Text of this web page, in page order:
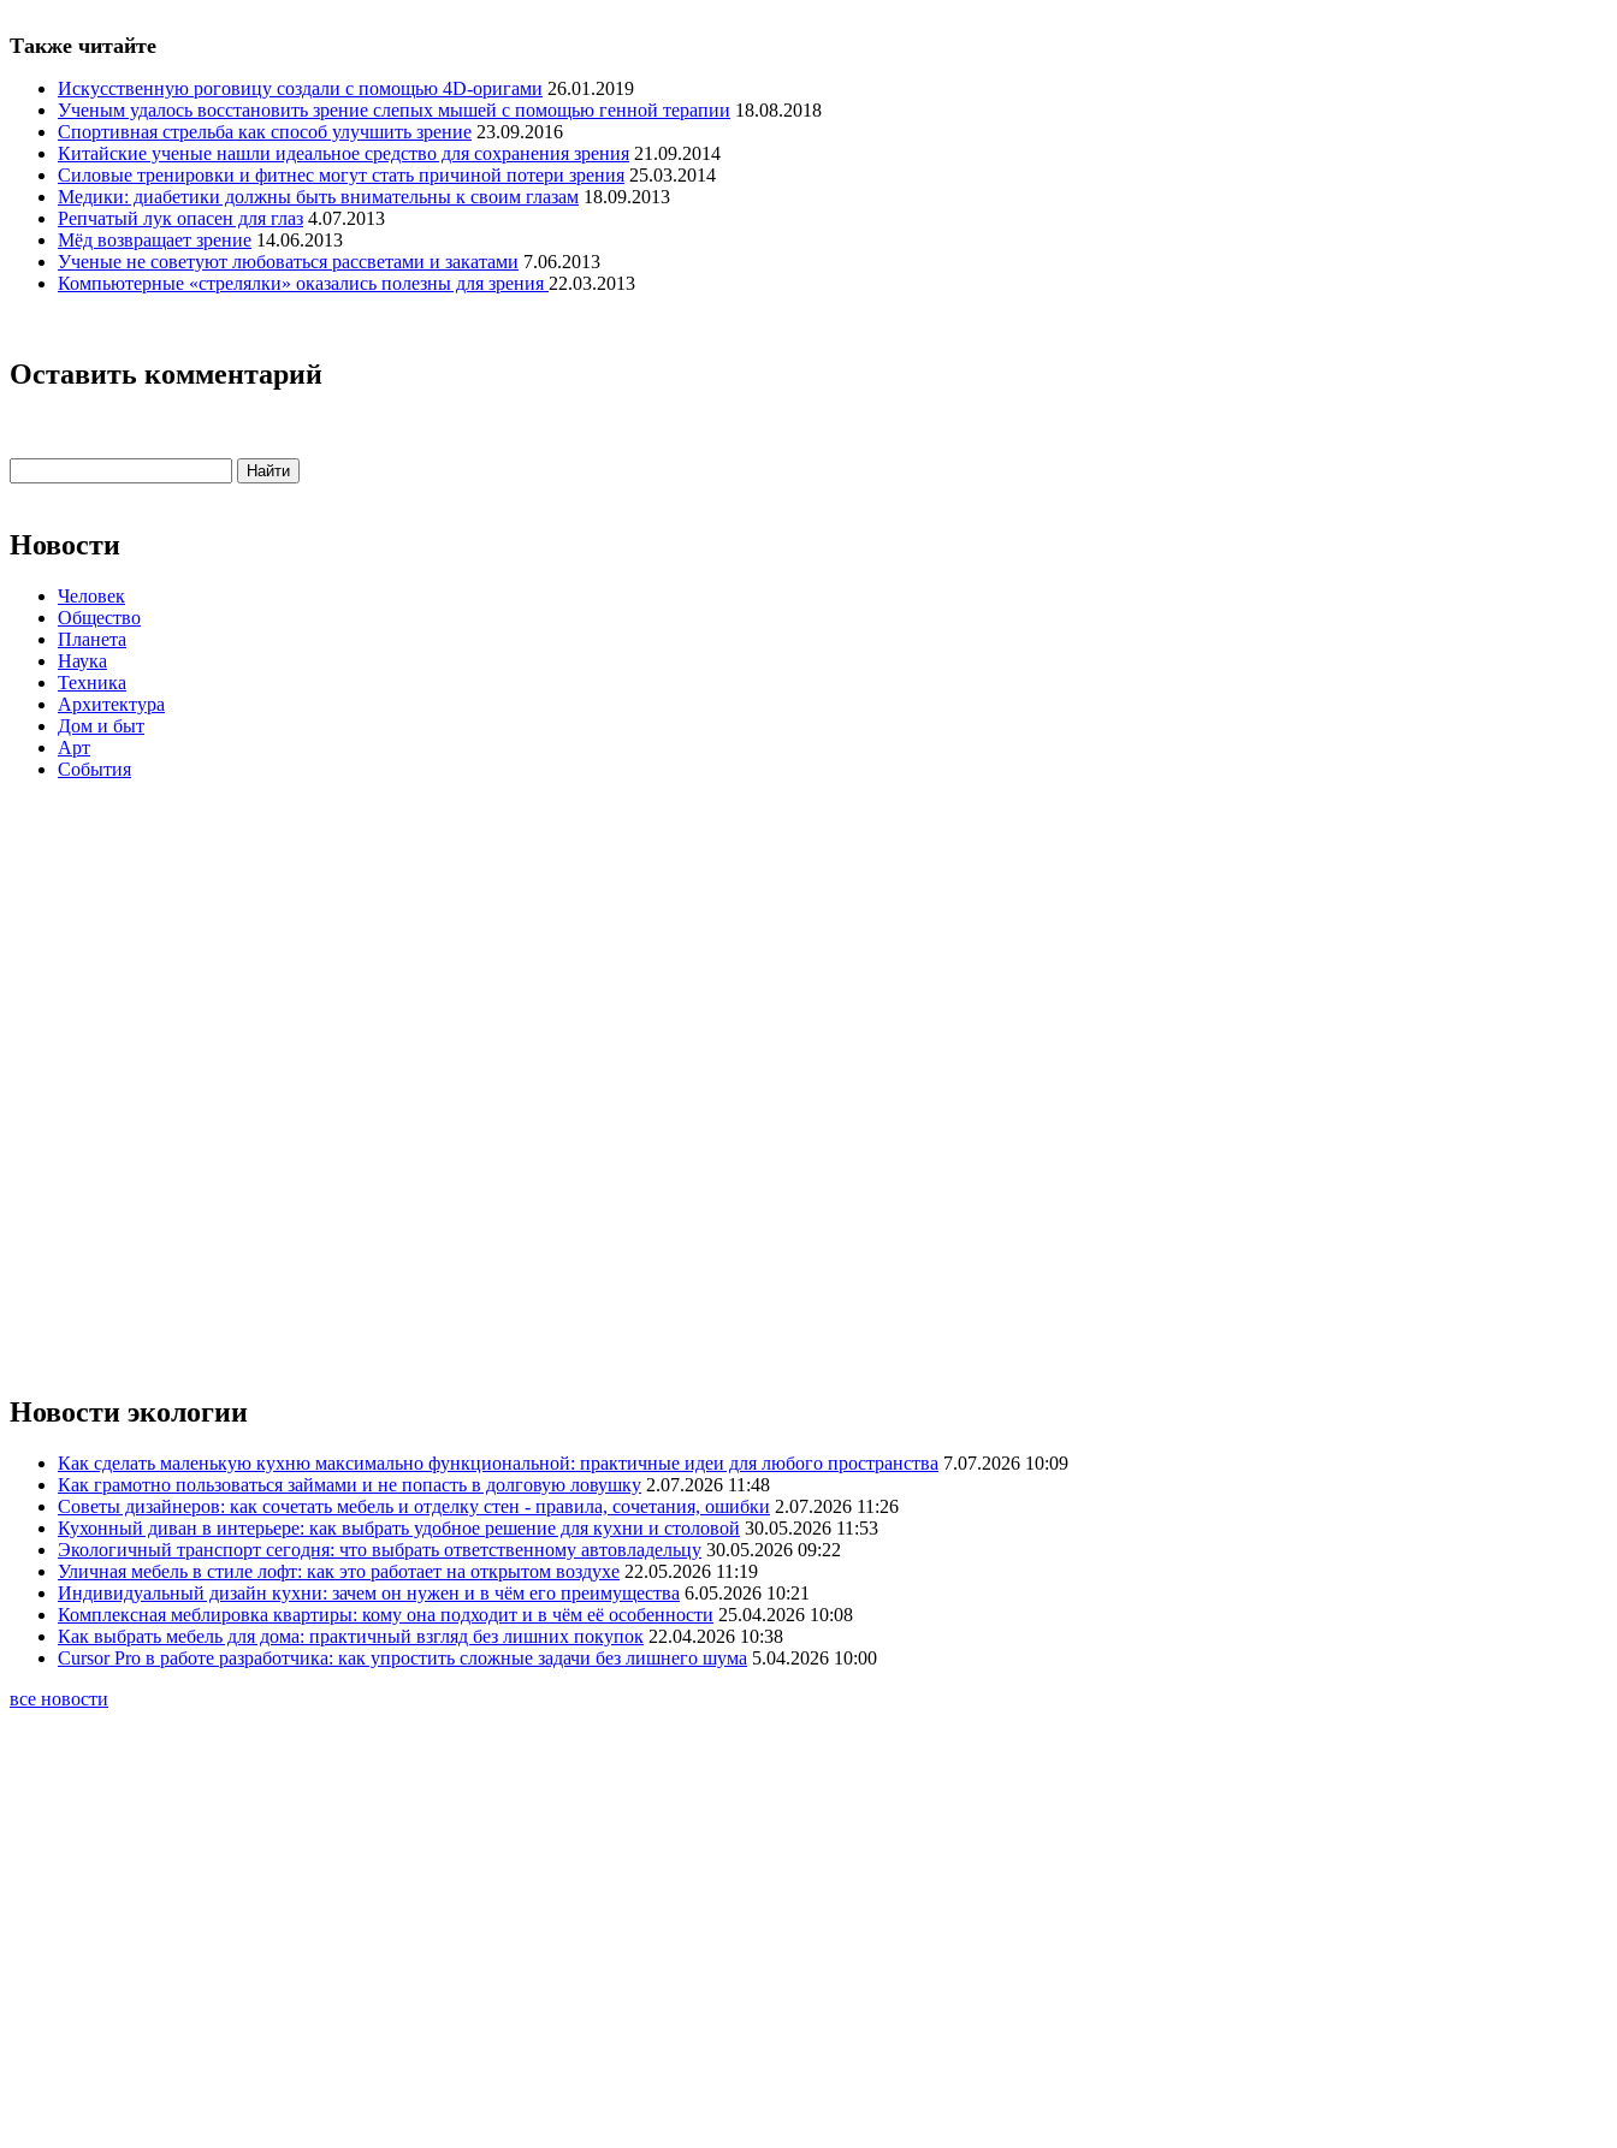
Также читайте
Искусственную роговицу создали с помощью 4D-оригами 26.01.2019
Ученым удалось восстановить зрение слепых мышей с помощью генной терапии 18.08.2018
Спортивная стрельба как способ улучшить зрение 23.09.2016
Китайские ученые нашли идеальное средство для сохранения зрения 21.09.2014
Силовые тренировки и фитнес могут стать причиной потери зрения 25.03.2014
Медики: диабетики должны быть внимательны к своим глазам 18.09.2013
Репчатый лук опасен для глаз 4.07.2013
Мёд возвращает зрение 14.06.2013
Ученые не советуют любоваться рассветами и закатами 7.06.2013
Компьютерные «стрелялки» оказались полезны для зрения 22.03.2013
Оставить комментарий
Новости
Человек
Общество
Планета
Наука
Техника
Архитектура
Дом и быт
Арт
События
Новости экологии
Как сделать маленькую кухню максимально функциональной: практичные идеи для любого пространства 7.07.2026 10:09
Как грамотно пользоваться займами и не попасть в долговую ловушку 2.07.2026 11:48
Советы дизайнеров: как сочетать мебель и отделку стен - правила, сочетания, ошибки 2.07.2026 11:26
Кухонный диван в интерьере: как выбрать удобное решение для кухни и столовой 30.05.2026 11:53
Экологичный транспорт сегодня: что выбрать ответственному автовладельцу 30.05.2026 09:22
Уличная мебель в стиле лофт: как это работает на открытом воздухе 22.05.2026 11:19
Индивидуальный дизайн кухни: зачем он нужен и в чём его преимущества 6.05.2026 10:21
Комплексная меблировка квартиры: кому она подходит и в чём её особенности 25.04.2026 10:08
Как выбрать мебель для дома: практичный взгляд без лишних покупок 22.04.2026 10:38
Cursor Pro в работе разработчика: как упростить сложные задачи без лишнего шума 5.04.2026 10:00
все новости